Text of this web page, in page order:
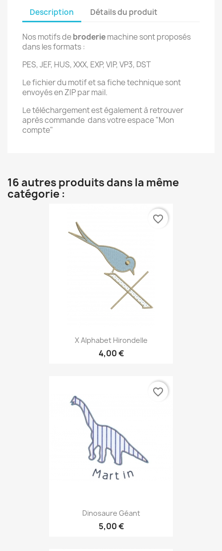
Description Détails du produit
Nos motifs debroderiemachine sont proposés
dans les formats :
PES, JEF, HUS, XXX, EXP, VIP, VP3, DST
Le fichier du motif et sa fiche technique sont
envoyés en ZIP par mail.
Le téléchargement est également à retrouver
après commande dans votre espace "Mon
compte"
16 autres produits dans la même
catégorie :
X Alphabet Hirondelle
4,00 €
favorite_border
Dinosaure Géant
5,00 €
favorite_border